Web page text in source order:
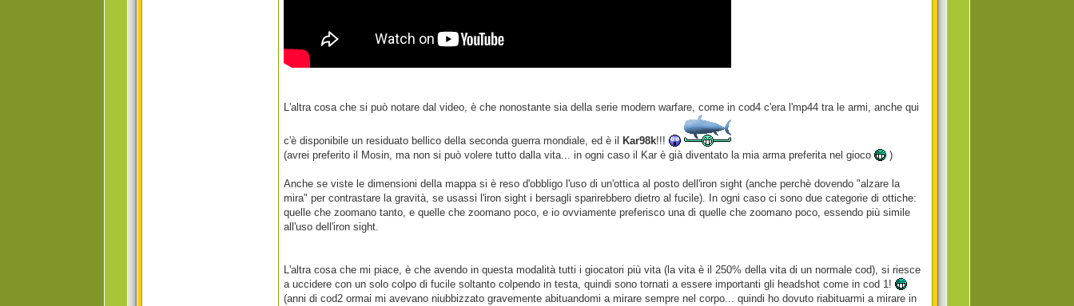
L'altra cosa che si può notare dal video, è che nonostante sia della serie modern warfare, come in cod4 c'era l'mp44 tra le armi, anche qui
c'è disponibile un residuato bellico della seconda guerra mondiale, ed è il Kar98k!!!
(avrei preferito il Mosin, ma non si può volere tutto dalla vita... in ogni caso il Kar è già diventato la mia arma preferita nel gioco
)
Anche se viste le dimensioni della mappa si è reso d'obbligo l'uso di un'ottica al posto dell'iron sight (anche perchè dovendo "alzare la
mira" per contrastare la gravità, se usassi l'iron sight i bersagli sparirebbero dietro al fucile). In ogni caso ci sono due categorie di ottiche:
quelle che zoomano tanto, e quelle che zoomano poco, e io ovviamente preferisco una di quelle che zoomano poco, essendo più simile
all'uso dell'iron sight.
L'altra cosa che mi piace, è che avendo in questa modalità tutti i giocatori più vita (la vita è il 250% della vita di un normale cod), si riesce
a uccidere con un solo colpo di fucile soltanto colpendo in testa, quindi sono tornati a essere importanti gli headshot come in cod 1!
(anni di cod2 ormai mi avevano niubbizzato gravemente abituandomi a mirare sempre nel corpo... quindi ho dovuto riabituarmi a mirare in